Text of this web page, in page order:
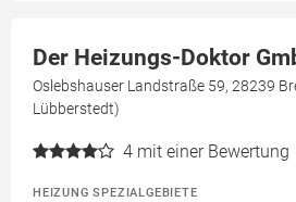
Der Heizungs-Doktor
Oslebshauser Landstraße 59, 28239
Lübberstedt)
4 mit einer Bewertung
HEIZUNG SPEZIALGEBIETE